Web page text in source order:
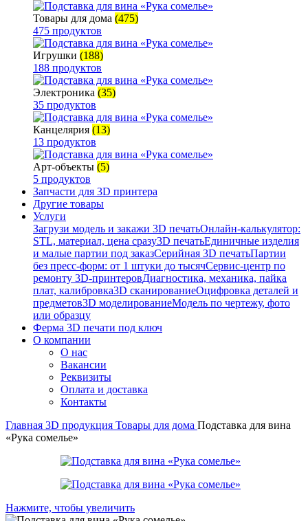
Товары для дома (475)
475 продуктов
Игрушки (188)
188 продуктов
Электроника (35)
35 продуктов
Канцелярия (13)
13 продуктов
Арт-объекты (5)
5 продуктов
Запчасти для 3D принтера
Другие товары
Услуги
Загрузи модель и закажи 3D печатьОнлайн-калькулятор:
STL, материал, цена сразу3D печатьЕдиничные изделия
и малые партии под заказСерийная 3D печатьПартии
без пресс-форм: от 1 штуки до тысячСервис-центр по
ремонту 3D-принтеровДиагностика, механика, пайка
плат, калибровка3D сканированиеОцифровка деталей и
предметов3D моделированиеМодель по чертежу, фото
или образцу
Ферма 3D печати под ключ
О компании
О нас
Вакансии
Реквизиты
Оплата и доставка
Контакты
Главная 3D продукция Товары для дома Подставка для вина
«Рука сомелье»
Нажмите, чтобы увеличить